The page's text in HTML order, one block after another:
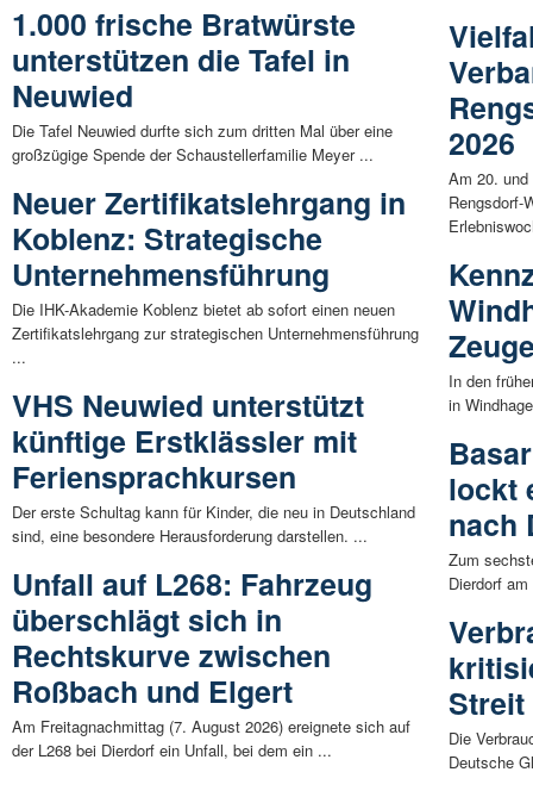
1.000 frische Bratwürste
unterstützen die Tafel in
Neuwied
Die Tafel Neuwied durfte sich zum dritten Mal über eine
großzügige Spende der Schaustellerfamilie Meyer ...
Neuer Zertifikatslehrgang in
Koblenz: Strategische
Unternehmensführung
Die IHK-Akademie Koblenz bietet ab sofort einen neuen
Zertifikatslehrgang zur strategischen Unternehmensführung
...
VHS Neuwied unterstützt
künftige Erstklässler mit
Feriensprachkursen
Der erste Schultag kann für Kinder, die neu in Deutschland
sind, eine besondere Herausforderung darstellen. ...
Unfall auf L268: Fahrzeug
überschlägt sich in
Rechtskurve zwischen
Roßbach und Elgert
Am Freitagnachmittag (7. August 2026) ereignete sich auf
der L268 bei Dierdorf ein Unfall, bei dem ein ...
2026
Am 20.
Rengsdorf-
In den
in
lockt
nach
Zum
Dierdorf
Streit
Die
Deutsche